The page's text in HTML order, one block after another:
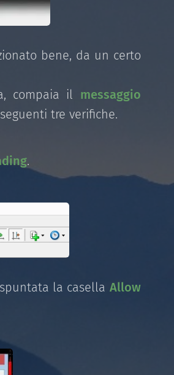
bene, da un certo
compaia il messaggio
tre verifiche.
.
la casella Allow